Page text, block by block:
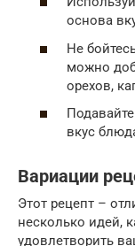
основа
Не
можно
орехов,
вкус
Вариации
Этот рецепт –
несколько идей,
удовлетворить